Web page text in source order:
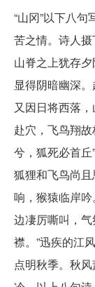
“山冈”以下八
苦之情。诗人
山脊之上犹存
显得阴暗幽深
又因日将西落
赴穴，飞鸟翔故
兮，狐死必首丘
狐狸和飞鸟尚
响，猴猿临岸
边凄厉嘶叫，
襟。”迅疾的江
点明秋季。秋